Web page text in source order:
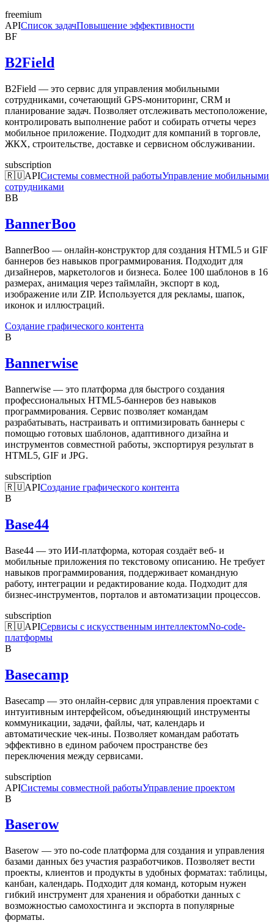
freemium
APIСписок задачПовышение эффективности
BF
B2Field
B2Field — это сервис для управления мобильными
сотрудниками, сочетающий GPS-мониторинг, CRM и
планирование задач. Позволяет отслеживать местоположение,
контролировать выполнение работ и собирать отчеты через
мобильное приложение. Подходит для компаний в торговле,
ЖКХ, строительстве, доставке и сервисном обслуживании.
subscription
🇷🇺APIСистемы совместной работыУправление мобильными
сотрудниками
BB
BannerBoo
BannerBoo — онлайн-конструктор для создания HTML5 и GIF
баннеров без навыков программирования. Подходит для
дизайнеров, маркетологов и бизнеса. Более 100 шаблонов в 16
размерах, анимация через таймлайн, экспорт в код,
изображение или ZIP. Используется для рекламы, шапок,
иконок и иллюстраций.
Создание графического контента
B
Bannerwise
Bannerwise — это платформа для быстрого создания
профессиональных HTML5-баннеров без навыков
программирования. Сервис позволяет командам
разрабатывать, настраивать и оптимизировать баннеры с
помощью готовых шаблонов, адаптивного дизайна и
инструментов совместной работы, экспортируя результат в
HTML5, GIF и JPG.
subscription
🇷🇺APIСоздание графического контента
B
Base44
Base44 — это ИИ-платформа, которая создаёт веб- и
мобильные приложения по текстовому описанию. Не требует
навыков программирования, поддерживает командную
работу, интеграции и редактирование кода. Подходит для
бизнес-инструментов, порталов и автоматизации процессов.
subscription
🇷🇺APIСервисы с искусственным интеллектомNo-code-
платформы
B
Basecamp
Basecamp — это онлайн-сервис для управления проектами с
интуитивным интерфейсом, объединяющий инструменты
коммуникации, задачи, файлы, чат, календарь и
автоматические чек-ины. Позволяет командам работать
эффективно в едином рабочем пространстве без
переключения между сервисами.
subscription
APIСистемы совместной работыУправление проектом
B
Baserow
Baserow — это no-code платформа для создания и управления
базами данных без участия разработчиков. Позволяет вести
проекты, клиентов и продукты в удобных форматах: таблицы,
канбан, календарь. Подходит для команд, которым нужен
гибкий инструмент для хранения и обработки данных с
возможностью самохостинга и экспорта в популярные
форматы.